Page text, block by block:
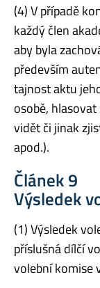
(4) V případě
každý člen
aby byla
především
tajnost aktu
osobě,
vidět či jinak
apod.).
Článek 9
Výsledek
(1) Výsledek
příslušná dílčí
volební komise